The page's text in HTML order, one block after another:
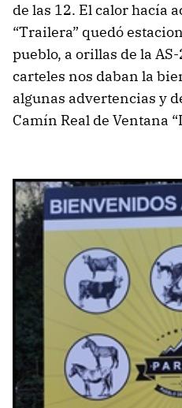
de las 12. El calor hacía
“Trailera” quedó
pueblo, a orillas de la
carteles nos daban la
algunas advertencias y
Camín Real de Ventana